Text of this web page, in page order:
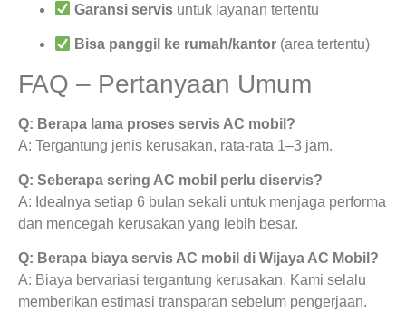
Garansi servis untuk layanan tertentu
Bisa panggil ke rumah/kantor (area tertentu)
FAQ – Pertanyaan Umum
Q: Berapa lama proses servis AC mobil?
A: Tergantung jenis kerusakan, rata-rata 1–3 jam.
Q: Seberapa sering AC mobil perlu diservis?
A: Idealnya setiap 6 bulan sekali untuk menjaga performa
dan mencegah kerusakan yang lebih besar.
Q: Berapa biaya servis AC mobil di Wijaya AC Mobil?
A: Biaya bervariasi tergantung kerusakan. Kami selalu
memberikan estimasi transparan sebelum pengerjaan.